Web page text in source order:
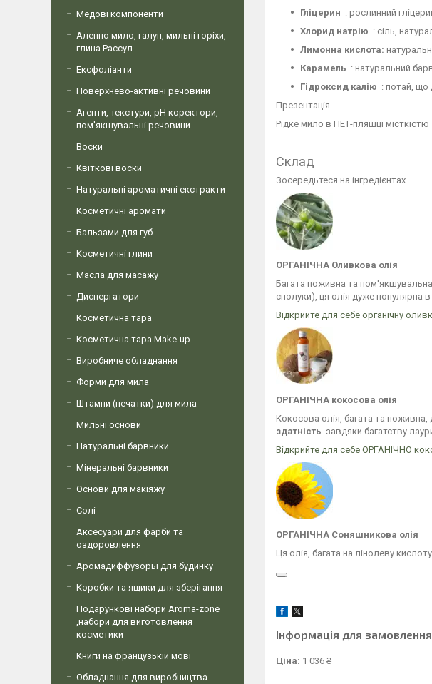
Гліцерин : рослинний
Хлорид натрію : сіль,
Лимонна кислота:
Карамель : натуральний
Гідроксид калію : потай, що
Презентація
Рідке мило в ПЕТ-пляшці місткістю
Склад
Зосередьтеся на інгредієнтах
ОРГАНІЧНА Оливкова олія
Багата поживна та
сполуки), ця олія дуже популярна
Відкрийте для себе органічну
ОРГАНІЧНА кокосова олія
Кокосова олія, багата та поживна,
здатність завдяки багатству
Відкрийте для себе ОРГАНІЧНО
ОРГАНІЧНА Соняшникова олія
Ця олія, багата на лінолеву
Інформація для замовлення
Ціна: 1 036 ₴
Медові компоненти
Алеппо мило, галун, мильні горіхи,
глина Рассул
Ексфоліанти
Поверхнево-активні речовини
Агенти, текстури, рН коректори,
пом'якшувальні речовини
Воски
Квіткові воски
Натуральні ароматичні екстракти
Косметичні аромати
Бальзами для губ
Косметичні глини
Масла для масажу
Диспергатори
Косметична тара
Косметична тара Make-up
Виробниче обладнання
Форми для мила
Штампи (печатки) для мила
Мильні основи
Натуральні барвники
Мінеральні барвники
Основи для макіяжу
Солі
Аксесуари для фарби та
оздоровлення
Аромадиффузоры для будинку
Коробки та ящики для зберігання
Подарункові набори Aroma-zone
,набори для виготовлення
косметики
Книги на французькій мові
Обладнання для виробництва